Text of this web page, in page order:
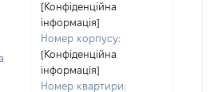
[Конфіденційна
інформація]
Номер корпусу:
[Конфіденційна
інформація]
Номер квартири: